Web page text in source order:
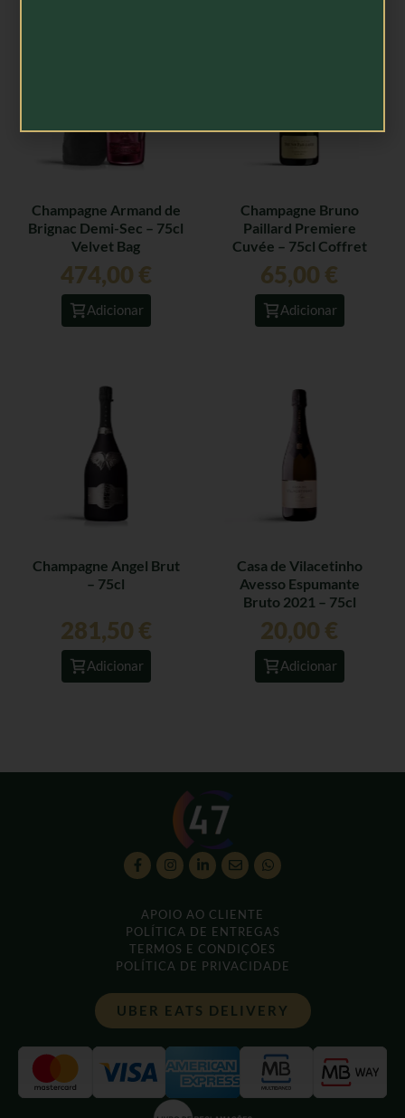
Champagne Armand de
Brignac Demi-Sec – 75cl
Velvet Bag
474,00 €
Adicionar
Champagne Bruno
Paillard Premiere
Cuvée – 75cl Coffret
65,00 €
Adicionar
Champagne Angel Brut
– 75cl
281,50 €
Adicionar
Casa de Vilacetinho
Avesso Espumante
Bruto 2021 – 75cl
20,00 €
Adicionar
APOIO AO CLIENTE
POLÍTICA DE ENTREGAS
TERMOS E CONDIÇÕES
POLÍTICA DE PRIVACIDADE
UBER EATS DELIVERY